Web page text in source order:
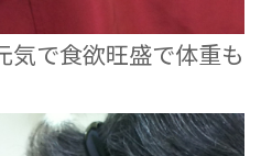
気で食欲旺盛で体重も